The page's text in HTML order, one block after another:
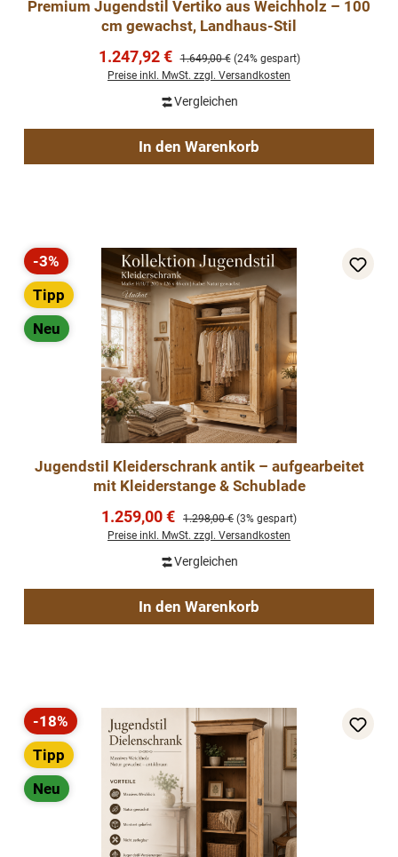
Premium Jugendstil Vertiko aus Weichholz – 100
cm gewachst, Landhaus-Stil
Verkaufspreis:
1.247,92 € Regulärer Preis:
1.649,00 € (24% gespart)
Preise inkl. MwSt. zzgl. Versandkosten
Vergleichen
In den Warenkorb
Rabatt
-3%
Tipp
Neu
Jugendstil Kleiderschrank antik – aufgearbeitet
mit Kleiderstange & Schublade
Verkaufspreis:
1.259,00 € Regulärer Preis:
1.298,00 € (3% gespart)
Preise inkl. MwSt. zzgl. Versandkosten
Vergleichen
In den Warenkorb
Rabatt
-18%
Tipp
Neu